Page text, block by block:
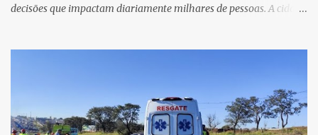
decisões que impactam diariamente milhares de pessoas. A cidade
o Sistema Único de Saúde (SUS). Nos últimos anos, o Governo
Federal tem ampliado investimentos destinados ao fortalecimento
da atenção básica, da infraestrutura hospitalar e da